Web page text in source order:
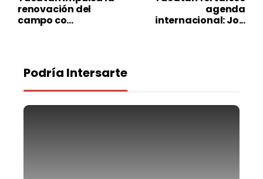
renovación del
campo co...
agenda
internacional: Jo...
Podría Intersarte